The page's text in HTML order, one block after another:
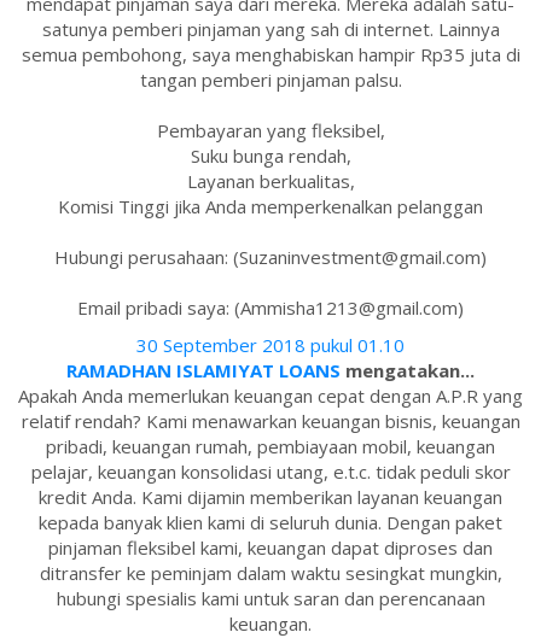
satunya pemberi pinjaman yang sah di internet. Lainnya
semua pembohong, saya menghabiskan hampir Rp35 juta di
tangan pemberi pinjaman palsu.
Pembayaran yang fleksibel,
Suku bunga rendah,
Layanan berkualitas,
Komisi Tinggi jika Anda memperkenalkan pelanggan
Hubungi perusahaan: (Suzaninvestment@gmail.com)
Email pribadi saya: (Ammisha1213@gmail.com)
30 September 2018 pukul 01.10
RAMADHAN ISLAMIYAT LOANS mengatakan...
Apakah Anda memerlukan keuangan cepat dengan A.P.R yang
relatif rendah? Kami menawarkan keuangan bisnis, keuangan
pribadi, keuangan rumah, pembiayaan mobil, keuangan
pelajar, keuangan konsolidasi utang, e.t.c. tidak peduli skor
kredit Anda. Kami dijamin memberikan layanan keuangan
kepada banyak klien kami di seluruh dunia. Dengan paket
pinjaman fleksibel kami, keuangan dapat diproses dan
ditransfer ke peminjam dalam waktu sesingkat mungkin,
hubungi spesialis kami untuk saran dan perencanaan
keuangan.